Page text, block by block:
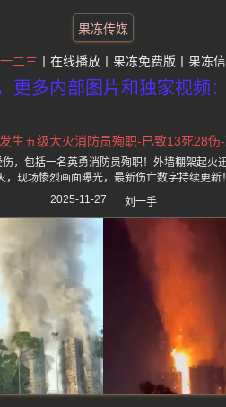
果冻传媒
二三 在线播放 果冻免费版 果冻
更多内部图片和独家视频
生五级大火消防员殉职-已致13死28伤
，包括一名英勇消防员殉职！外墙棚架起火
，现场惨烈画面曝光，最新伤亡数字持续更新！
2025-11-27
刘一手